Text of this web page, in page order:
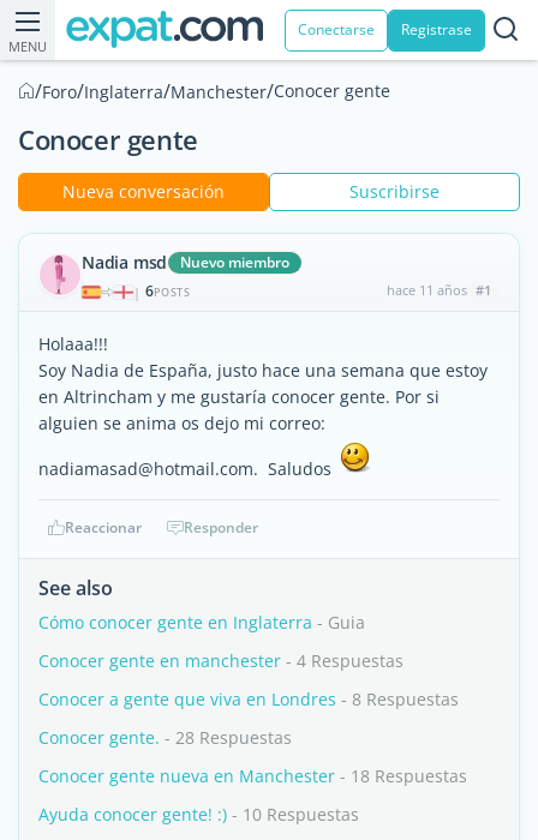
MENU
Conectarse Registrase
/Foro/Inglaterra/Manchester/Conocer gente
Conocer gente
Nueva conversación Suscribirse
Nadia msd Nuevo miembro
| 6POSTS hace 11 años #1
Holaaa!!!
Soy Nadia de España, justo hace una semana que estoy
en Altrincham y me gustaría conocer gente. Por si
alguien se anima os dejo mi correo:
nadiamasad@hotmail.com. Saludos
Reaccionar Responder
See also
Cómo conocer gente en Inglaterra - Guia
Conocer gente en manchester - 4 Respuestas
Conocer a gente que viva en Londres - 8 Respuestas
Conocer gente. - 28 Respuestas
Conocer gente nueva en Manchester - 18 Respuestas
Ayuda conocer gente! :) - 10 Respuestas